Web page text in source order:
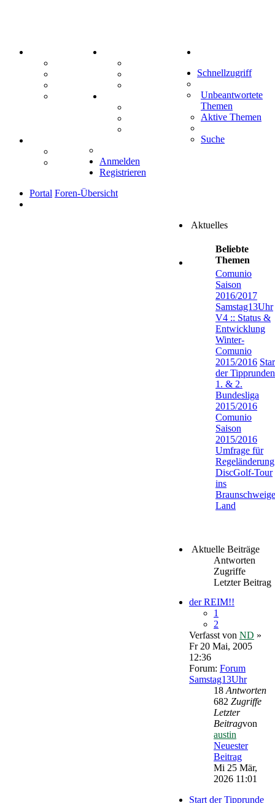
Mastodon
Treffenübersicht
Zitatesammlung
Schiffe versenken
Tipprunde
Comunio
Schnellzugriff
Unbeantwortete
Themen
Aktive Themen
Suche
Anmelden
Registrieren
Portal Foren-Übersicht
Aktuelles
Beliebte
Themen
Comunio
Saison
2016/2017
Samstag13Uhr
V4 :: Status &
Entwicklung
Winter-
Comunio
2015/2016
der Tipprunden
1. & 2.
Bundesliga
2015/2016
Comunio
Saison
2015/2016
Umfrage für
Regeländerung
DiscGolf-Tour
ins
Land
Aktuelle Beiträge
Antworten
Zugriffe
Letzter Beitrag
der REIM!!
1
2
Verfasst von ND »
Fr 20 Mai, 2005
12:36
Forum: Forum
Samstag13Uhr
18 Antworten
682 Zugriffe
Letzter
Beitragvon
austin
Neuester
Beitrag
Mi 25 Mär,
2026 11:01
Start der Tipprunde